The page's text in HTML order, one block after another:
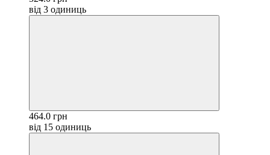
від 3 одиниць
464.0 грн
від 15 одиниць